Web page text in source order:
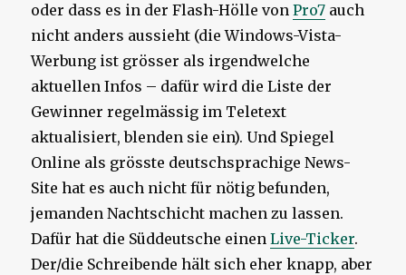
oder dass es in der Flash-Hölle vonPro7 auch
nicht anders aussieht (die Windows-Vista-
Werbung ist grösser als irgendwelche
aktuellen Infos – dafür wird die Liste der
Gewinner regelmässig im Teletext
aktualisiert, blenden sie ein). Und Spiegel
Online als grösste deutschsprachige News-
Site hat es auch nicht für nötig befunden,
jemanden Nachtschicht machen zu lassen.
Dafür hat die Süddeutsche einenLive-Ticker.
Der/die Schreibende hält sich eher knapp, aber